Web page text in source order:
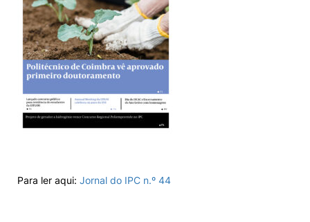
Para ler aqui: Jornal do IPC n.º 44